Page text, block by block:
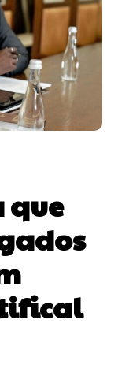
que